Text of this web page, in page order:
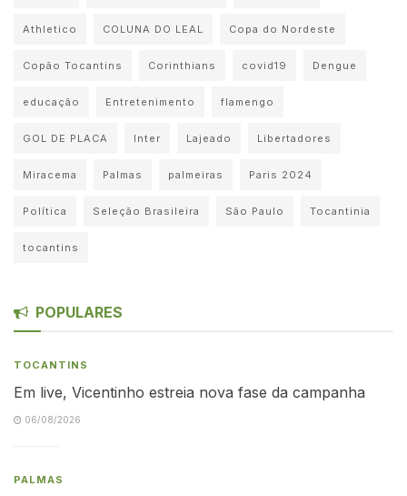
Athletico COLUNA DO LEAL Copa do Nordeste
Copão Tocantins Corinthians covid19 Dengue
educação Entretenimento flamengo
GOL DE PLACA Inter Lajeado Libertadores
Miracema Palmas palmeiras Paris 2024
Política Seleção Brasileira São Paulo Tocantinia
tocantins
POPULARES
TOCANTINS
Em live, Vicentinho estreia nova fase da campanha
06/08/2026
PALMAS